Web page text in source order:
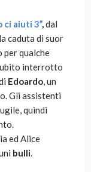
ci aiuti 3”,dal
caduta di suor
per qualche
interrotto
Edoardo, un
Gli assistenti
quindi
ed Alice
bulli.